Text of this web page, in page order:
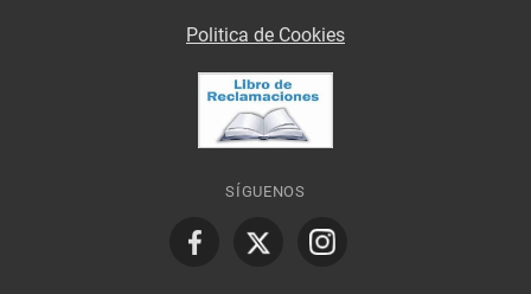
Politica de Cookies
SÍGUENOS